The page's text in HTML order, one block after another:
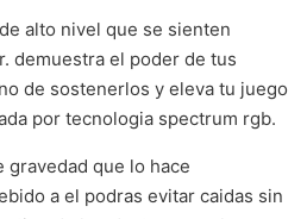
alto nivel que se sienten
demuestra el poder de tus
de sostenerlos y eleva tu juego
por tecnologia spectrum rgb.
gravedad que lo hace
a el podras evitar caidas sin